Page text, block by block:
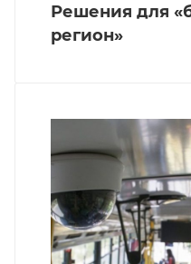
Решения для
регион»